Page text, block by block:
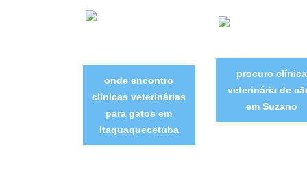
onde encontro
clínicas veterinárias
para gatos em
Itaquaquecetuba
procuro clínica
veterinária de
em Suzano